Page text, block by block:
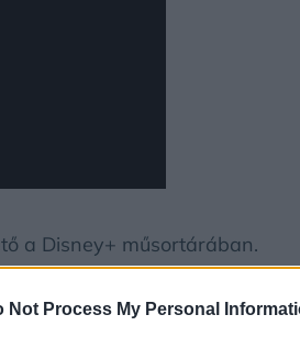
Not Process My Personal
a Disney+ műsortárában.